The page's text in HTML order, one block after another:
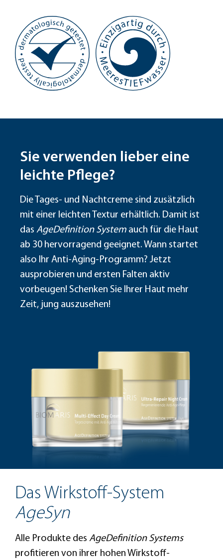
Sie verwenden lieber eine
leichte Pflege?
Die Tages- und Nachtcreme sind zusätzlich
mit einer leichten Textur erhältlich. Damit ist
das AgeDefinition System auch für die Haut
ab 30 hervorragend geeignet. Wann startet
also Ihr Anti-Aging-Programm? Jetzt
ausprobieren und ersten Falten aktiv
vorbeugen! Schenken Sie Ihrer Haut mehr
Zeit, jung auszusehen!
Das Wirkstoff-System
AgeSyn
Alle Produkte des AgeDefinition Systems
profitieren von ihrer hohen Wirkstoff-